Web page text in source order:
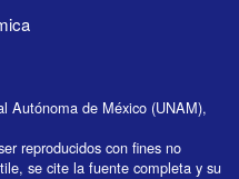
Autónoma de México (UNAM),
reproducidos con fines no
se cite la fuente completa y su